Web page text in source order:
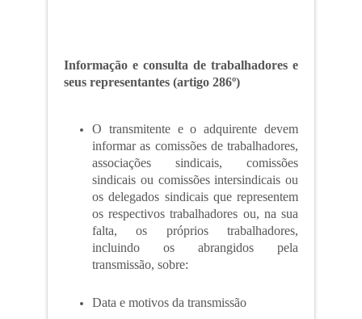
Informação e consulta de trabalhadores e
seus representantes (artigo 286º)
O transmitente e o adquirente devem
informar as comissões de trabalhadores,
associações sindicais, comissões
sindicais ou comissões intersindicais ou
os delegados sindicais que representem
os respectivos trabalhadores ou, na sua
falta, os próprios trabalhadores,
incluindo os abrangidos pela
transmissão, sobre:
Data e motivos da transmissão